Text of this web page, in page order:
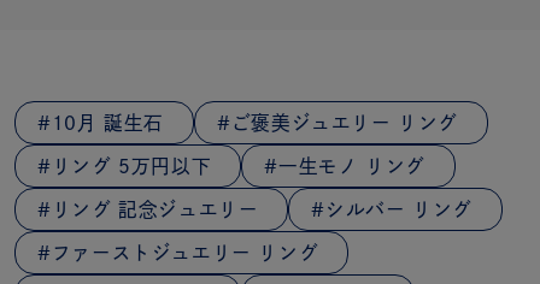
10月 誕生石 ご褒美ジュエリー リング
リング 5万円以下 一生モノ リング
リング 記念ジュエリー シルバー リング
ファーストジュエリー リング